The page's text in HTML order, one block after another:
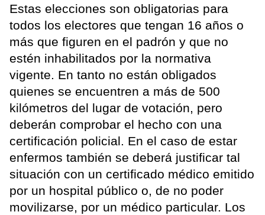
Estas elecciones son obligatorias para
todos los electores que tengan 16 años o
más que figuren en el padrón y que no
estén inhabilitados por la normativa
vigente. En tanto no están obligados
quienes se encuentren a más de 500
kilómetros del lugar de votación, pero
deberán comprobar el hecho con una
certificación policial. En el caso de estar
enfermos también se deberá justificar tal
situación con un certificado médico emitido
por un hospital público o, de no poder
movilizarse, por un médico particular. Los